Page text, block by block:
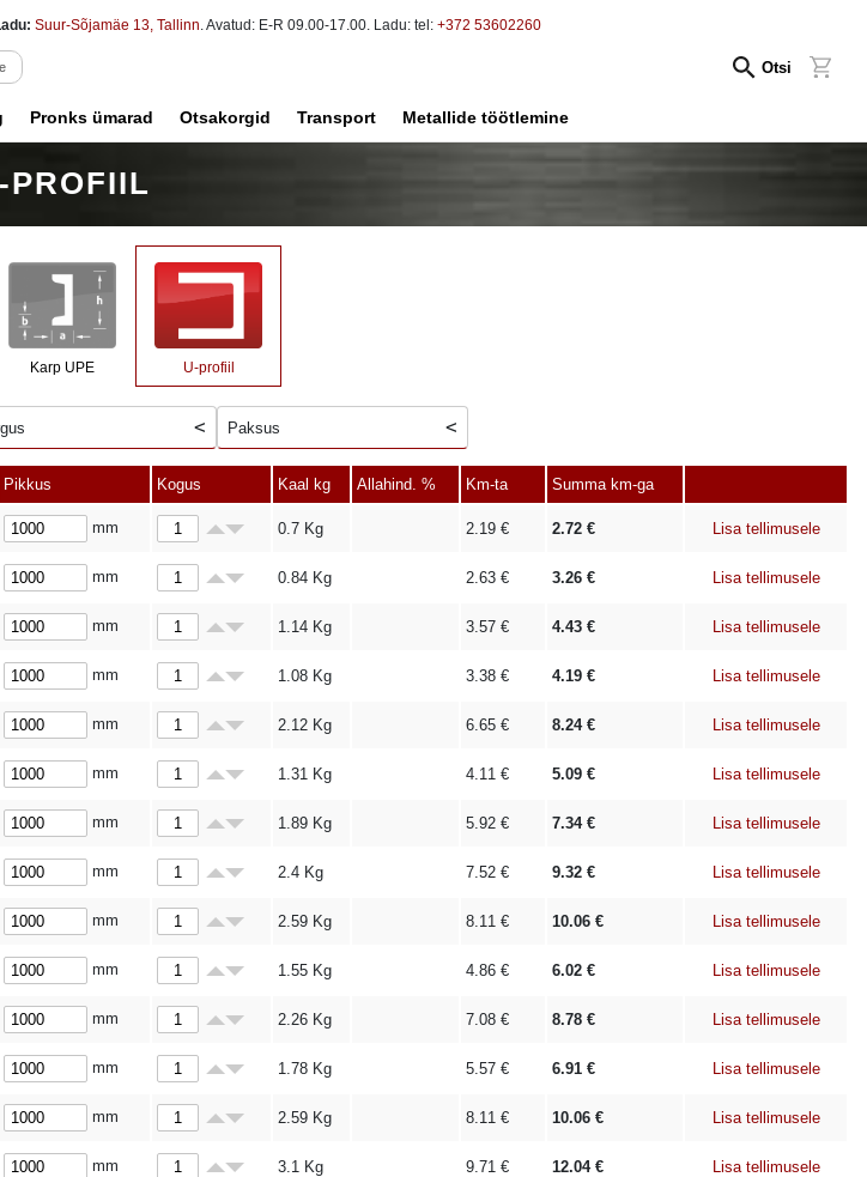
Suur-Sõjamäe 13, Tallinn. Avatud: E-R 09.00-17.00. Ladu: tel: +372 53602260
Otsi
Pronks ümarad Otsakorgid Transport Metallide töötlemine
PROFIIL
Karp UPE U-profiil
Paksus
Pikkus Kogus Kaal kg Allahind. % Km-ta Summa km-ga
mm 0.7 Kg 2.19 € 2.72 € Lisa tellimusele
mm 0.84 Kg 2.63 € 3.26 € Lisa tellimusele
mm 1.14 Kg 3.57 € 4.43 € Lisa tellimusele
mm 1.08 Kg 3.38 € 4.19 € Lisa tellimusele
mm 2.12 Kg 6.65 € 8.24€ Lisa tellimusele
mm 1.31 Kg 4.11 € 5.09 € Lisa tellimusele
mm 1.89 Kg 5.92 € 7.34€ Lisa tellimusele
mm 2.4 Kg 7.52 € 9.32 € Lisa tellimusele
mm 2.59 Kg 8.11 € 10.06 € Lisa tellimusele
mm 1.55 Kg 4.86 € 6.02 € Lisa tellimusele
mm 2.26 Kg 7.08 € 8.78 € Lisa tellimusele
mm 1.78 Kg 5.57 € 6.91 € Lisa tellimusele
mm 2.59 Kg 8.11 € 10.06 € Lisa tellimusele
mm 3.1 Kg 9.71 € 12.04€ Lisa tellimusele